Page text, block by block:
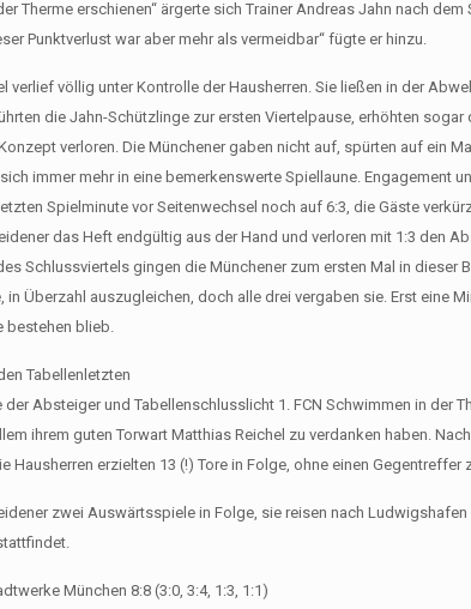
Therme erschienen“ ärgerte sich Trainer Andreas Jahn nach
Punktverlust war aber mehr als vermeidbar“ fügte er hinzu.
verlief völlig unter Kontrolle der Hausherren. Sie ließen in der
die Jahn-Schützlinge zur ersten Viertelpause, erhöhten
verloren. Die Münchener gaben nicht auf, spürten auf ein
immer mehr in eine bemerkenswerte Spiellaune. Engagement
Spielminute vor Seitenwechsel noch auf 6:3, die Gäste
das Heft endgültig aus der Hand und verloren mit 1:3 den
Schlussviertels gingen die Münchener zum ersten Mal in dieser
in Überzahl auszugleichen, doch alle drei vergaben sie. Erst eine
bestehen blieb.
Tabellenletzten
Absteiger und Tabellenschlusslicht 1. FCN Schwimmen in der
ihrem guten Torwart Matthias Reichel zu verdanken haben.
Hausherren erzielten 13 (!) Tore in Folge, ohne einen
zwei Auswärtsspiele in Folge, sie reisen nach
München 8:8 (3:0, 3:4, 1:3, 1:1)